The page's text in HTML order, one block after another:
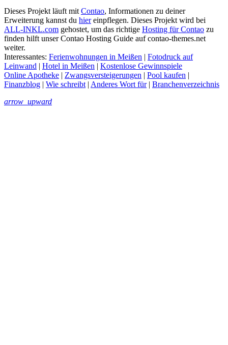
Dieses Projekt läuft mit Contao, Informationen zu deiner
Erweiterung kannst du hiereinpflegen. Dieses Projekt wird bei
ALL-INKL.com gehostet, um das richtige Hosting für Contao zu
finden hilft unser Contao Hosting Guide auf contao-themes.net
weiter.
Interessantes: Ferienwohnungen in Meißen | Fotodruck auf
Leinwand | Hotel in Meißen | Kostenlose Gewinnspiele
Online Apotheke | Zwangsversteigerungen | Pool kaufen |
Finanzblog | Wie schreibt | Anderes Wort für| Branchenverzeichnis
arrow_upward